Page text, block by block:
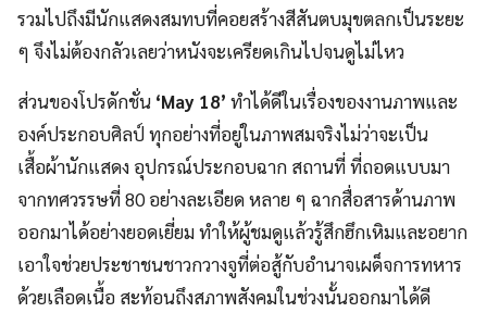
รวมไปถึงมีนักแสดงสมทบที่คอยสร้างสีสันตบมุขตลกเป็นระยะ
ๆ จึงไม่ต้องกลัวเลยว่าหนังจะเครียดเกินไปจนดูไม่ไหว
ส่วนของโปรดักชั่น ‘May 18’ ทำได้ดีในเรื่องของงานภาพและ
องค์ประกอบศิลป์ ทุกอย่างที่อยู่ในภาพสมจริงไม่ว่าจะเป็น
เสื้อผ้านักแสดง อุปกรณ์ประกอบฉาก สถานที่ ที่ถอดแบบมา
จากทศวรรษที่ 80 อย่างละเอียด หลาย ๆ ฉากสื่อสารด้านภาพ
ออกมาได้อย่างยอดเยี่ยม ทำให้ผู้ชมดูแล้วรู้สึกฮึกเหิมและอยาก
เอาใจช่วยประชาชนชาวกวางจูที่ต่อสู้กับอำนาจเผด็จการทหาร
ด้วยเลือดเนื้อ สะท้อนถึงสภาพสังคมในช่วงนั้นออกมาได้ดี